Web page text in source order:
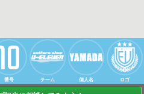
番号 チーム 個人名 ロゴ